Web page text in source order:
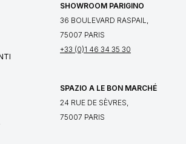
SHOWROOM PARIGINO
36 BOULEVARD RASPAIL,
75007 PARIS
+33 (0)1 46 34 35 30
SPAZIO A LE BON MARCHÉ
24 RUE DE SÈVRES,
75007 PARIS